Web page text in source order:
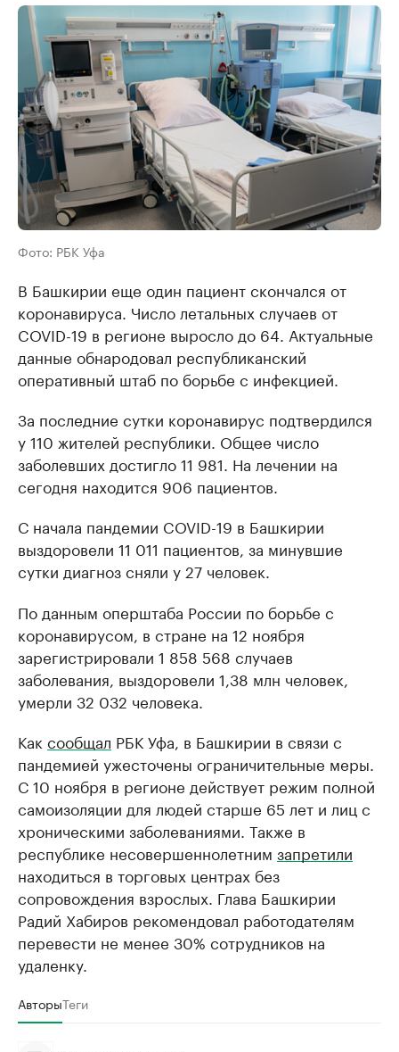
Фото: РБК Уфа
В Башкирии еще один пациент скончался от
коронавируса. Число летальных случаев от
COVID-19 в регионе выросло до 64. Актуальные
данные обнародовал республиканский
оперативный штаб по борьбе с инфекцией.
За последние сутки коронавирус подтвердился
у 110 жителей республики. Общее число
заболевших достигло 11 981. На лечении на
сегодня находится 906 пациентов.
С начала пандемии COVID-19 в Башкирии
выздоровели 11 011 пациентов, за минувшие
сутки диагноз сняли у 27 человек.
По данным оперштаба России по борьбе с
коронавирусом, в стране на 12 ноября
зарегистрировали 1 858 568 случаев
заболевания, выздоровели 1,38 млн человек,
умерли 32 032 человека.
Как сообщал РБК Уфа, в Башкирии в связи с
пандемией ужесточены ограничительные меры.
С 10 ноября в регионе действует режим полной
самоизоляции для людей старше 65 лет и лиц с
хроническими заболеваниями. Также в
республике несовершеннолетним запретили
находиться в торговых центрах без
сопровождения взрослых. Глава Башкирии
Радий Хабиров рекомендовал работодателям
перевести не менее 30% сотрудников на
удаленку.
АвторыТеги